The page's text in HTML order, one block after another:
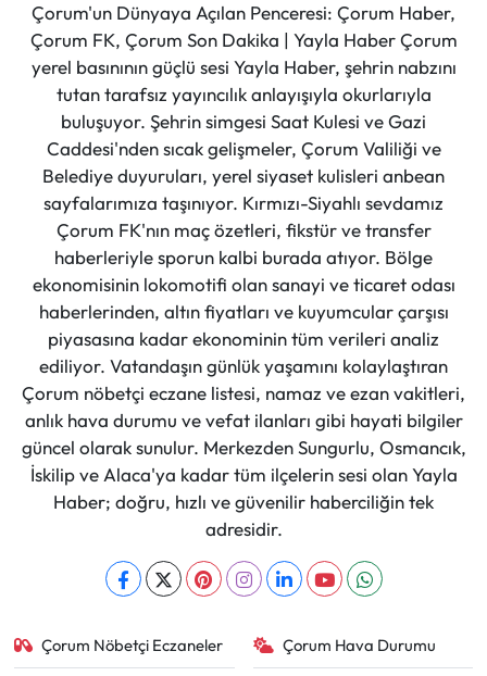
Çorum'un Dünyaya Açılan Penceresi: Çorum Haber,
Çorum FK, Çorum Son Dakika | Yayla Haber Çorum
yerel basınının güçlü sesi Yayla Haber, şehrin nabzını
tutan tarafsız yayıncılık anlayışıyla okurlarıyla
buluşuyor. Şehrin simgesi Saat Kulesi ve Gazi
Caddesi'nden sıcak gelişmeler, Çorum Valiliği ve
Belediye duyuruları, yerel siyaset kulisleri anbean
sayfalarımıza taşınıyor. Kırmızı-Siyahlı sevdamız
Çorum FK'nın maç özetleri, fikstür ve transfer
haberleriyle sporun kalbi burada atıyor. Bölge
ekonomisinin lokomotifi olan sanayi ve ticaret odası
haberlerinden, altın fiyatları ve kuyumcular çarşısı
piyasasına kadar ekonominin tüm verileri analiz
ediliyor. Vatandaşın günlük yaşamını kolaylaştıran
Çorum nöbetçi eczane listesi, namaz ve ezan vakitleri,
anlık hava durumu ve vefat ilanları gibi hayati bilgiler
güncel olarak sunulur. Merkezden Sungurlu, Osmancık,
İskilip ve Alaca'ya kadar tüm ilçelerin sesi olan Yayla
Haber; doğru, hızlı ve güvenilir haberciliğin tek
adresidir.
Çorum Nöbetçi Eczaneler Çorum Hava Durumu